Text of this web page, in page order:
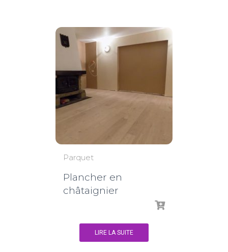
Parquet
Plancher en
châtaignier
LIRE LA SUITE